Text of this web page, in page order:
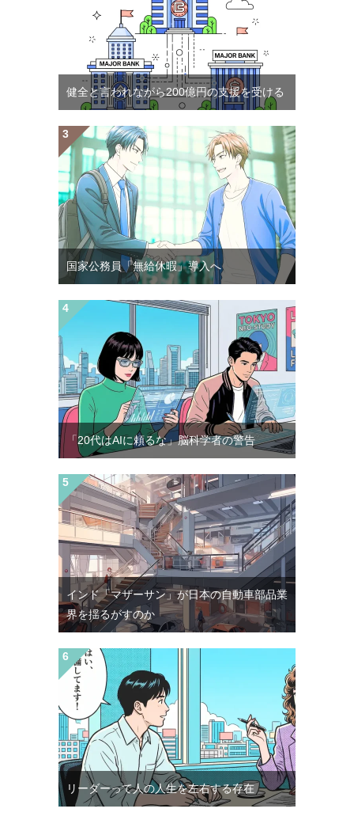
健全と言われながら200億円の支援を受ける
国家公務員「無給休暇」導入へ
「20代はAIに頼るな」脳科学者の警告
インド「マザーサン」が日本の自動車部品業
界を揺るがすのか
リーダーって人の人生を左右する存在